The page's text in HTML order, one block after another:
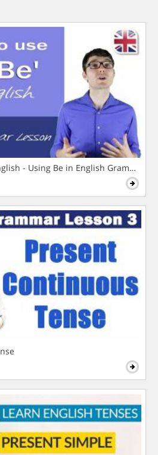
- Using Be in English Grammar